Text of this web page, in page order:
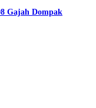
Gajah Dompak